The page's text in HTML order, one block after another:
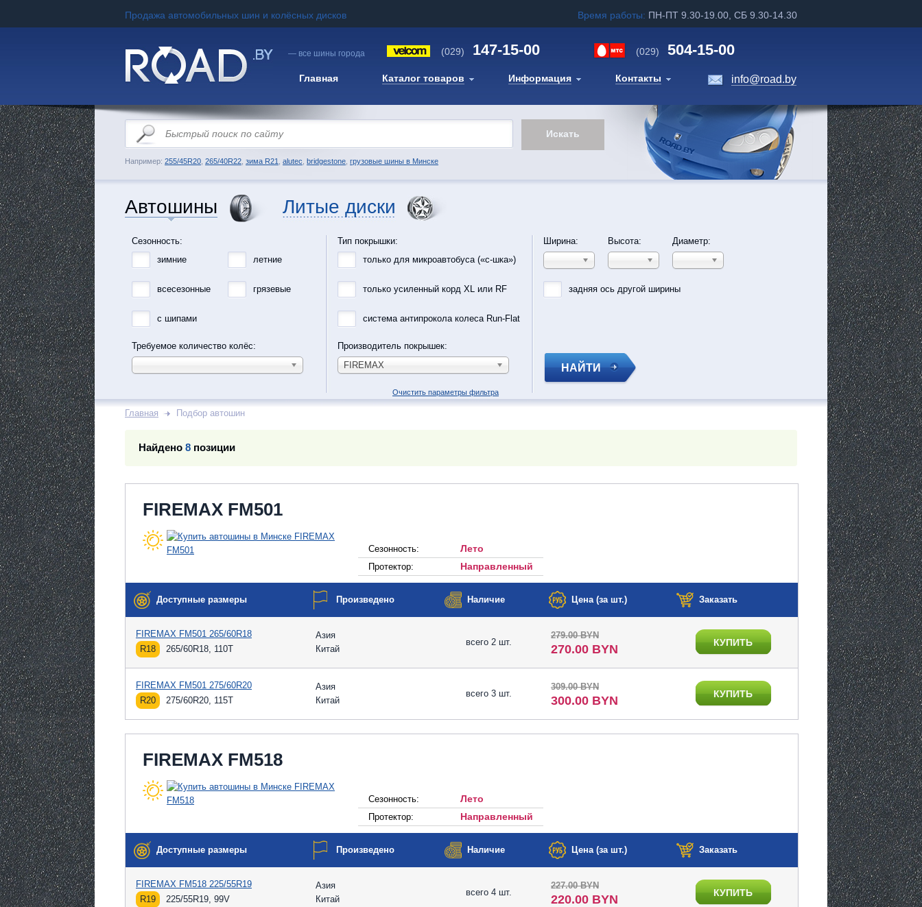
Продажа автомобильных шин и колёсных дисков Время работы: ПН-ПТ 9.30-19.00, СБ 9.30-14.30
— все шины города (029) 147-15-00 (029) 504-15-00
Главная Каталог товаров Информация Контакты info@road.by
Например: 255/45R20 265/40R22 зима R21 alutec bridgestone грузовые шины в Минске
Автошины Литые диски
Сезонность:
зимние
летние
всесезонные грязевые
с шипами
Требуемое количество колёс:
Тип покрышки:
только для микроавтобуса («с-шка»)
только усиленный корд XL или RF
система антипрокола колеса Run-Flat
Производитель покрышек:
FIREMAX
Ширина: Высота: Диаметр:
задняя ось другой ширины
НАЙТИ
Очистить параметры фильтра
Главная Подбор автошин
Найдено 8 позиции
FIREMAX FM501
Сезонность: Лето
Протектор: Направленный
Доступные размеры Произведено Наличие Цена (за шт.) Заказать
FIREMAX FM501 265/60R18
R18
265/60R18, 110T
Азия
Китай
всего 2 шт.
279.00 BYN
270.00 BYN КУПИТЬ
FIREMAX FM501 275/60R20
R20
275/60R20, 115T
Азия
Китай
всего 3 шт.
309.00 BYN
300.00 BYN КУПИТЬ
FIREMAX FM518
Сезонность: Лето
Протектор: Направленный
Доступные размеры Произведено Наличие Цена (за шт.) Заказать
FIREMAX FM518 225/55R19
R19
225/55R19, 99V
Азия
Китай
всего 4 шт.
227.00 BYN
220.00 BYN КУПИТЬ